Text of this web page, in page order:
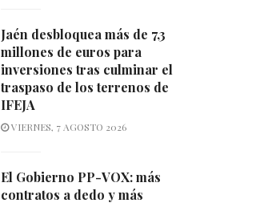
Jaén desbloquea más de 7,3
millones de euros para
inversiones tras culminar el
traspaso de los terrenos de
IFEJA
VIERNES, 7 AGOSTO 2026
El Gobierno PP-VOX: más
contratos a dedo y más